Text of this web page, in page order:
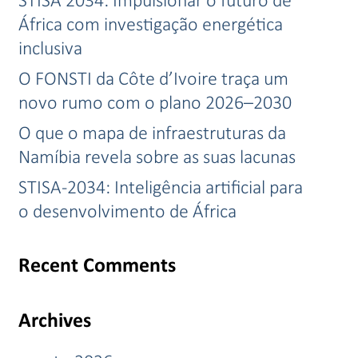
África com investigação energética
inclusiva
O FONSTI da Côte d’Ivoire traça um
novo rumo com o plano 2026–2030
O que o mapa de infraestruturas da
Namíbia revela sobre as suas lacunas
STISA-2034: Inteligência artificial para
o desenvolvimento de África
Recent Comments
Archives